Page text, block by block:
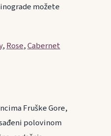
možete
, Rose,Cabernet
Fruške Gore,
polovinom